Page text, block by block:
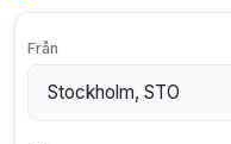
Från